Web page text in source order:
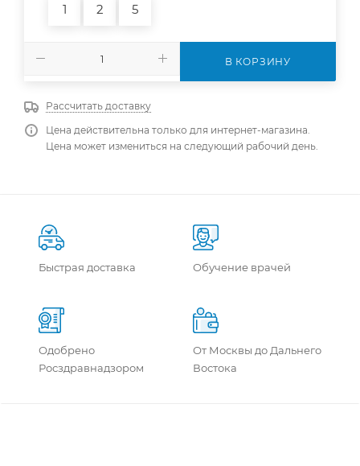
1
2 5
В КОРЗИНУ
Рассчитать доставку
Цена действительна только для интернет-магазина.
Цена может измениться на следующий рабочий день.
Быстрая доставка Обучение врачей
Одобрено
Росздравнадзором
От Москвы до Дальнего
Востока